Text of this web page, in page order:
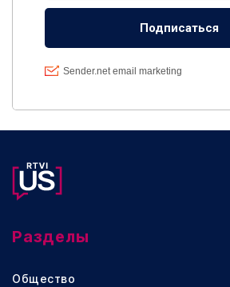
Разделы
Общество